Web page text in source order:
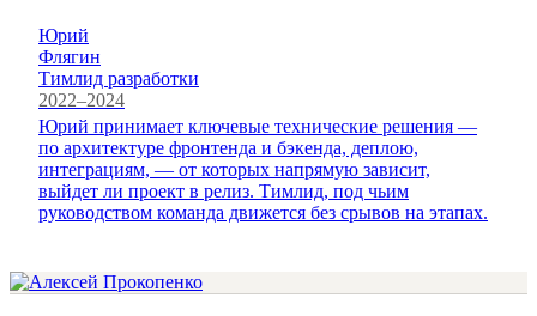
Юрий
Флягин
Тимлид разработки
2022–2024
Юрий принимает ключевые технические решения —
по архитектуре фронтенда и бэкенда, деплою,
интеграциям, — от которых напрямую зависит,
выйдет ли проект в релиз. Тимлид, под чьим
руководством команда движется без срывов на этапах.